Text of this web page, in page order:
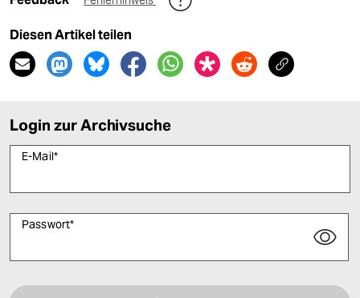
Diesen Artikel teilen
Login zur Archivsuche
E-Mail*
Passwort*